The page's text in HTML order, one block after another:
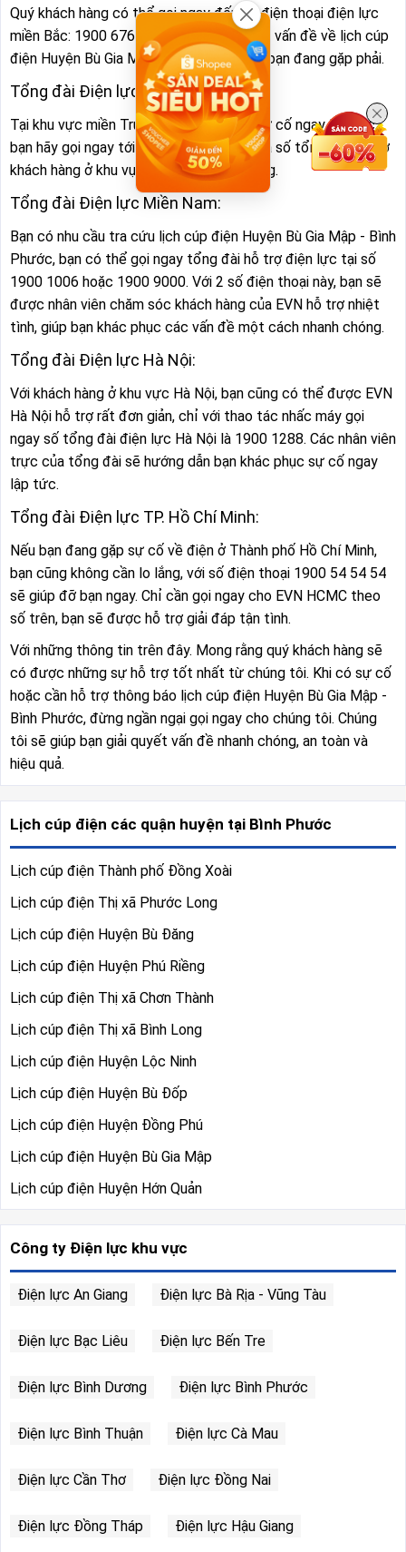
Quý khách hàng có thể gọi ngay đến số điện thoại điện lực
miền Bắc: 1900 6769 để được hỗ trợ các vấn đề về lịch cúp
điện Huyện Bù Gia Mập - Bình Phước mà bạn đang gặp phải.
Tổng đài Điện lực Miền Trung:
Tại khu vực miền Trung, để được xử lý sự cố ngay lập tức,
bạn hãy gọi ngay tới số 1900 1909. Đây là số tổng đài hỗ trợ
khách hàng ở khu vực Điện lực miền Trung.
Tổng đài Điện lực Miền Nam:
Bạn có nhu cầu tra cứu lịch cúp điện Huyện Bù Gia Mập - Bình
Phước, bạn có thể gọi ngay tổng đài hỗ trợ điện lực tại số
1900 1006 hoặc 1900 9000. Với 2 số điện thoại này, bạn sẽ
được nhân viên chăm sóc khách hàng của EVN hỗ trợ nhiệt
tình, giúp bạn khác phục các vấn đề một cách nhanh chóng.
Tổng đài Điện lực Hà Nội:
Với khách hàng ở khu vực Hà Nội, bạn cũng có thể được EVN
Hà Nội hỗ trợ rất đơn giản, chỉ với thao tác nhấc máy gọi
ngay số tổng đài điện lực Hà Nội là 1900 1288. Các nhân viên
trực của tổng đài sẽ hướng dẫn bạn khác phục sự cố ngay
lập tức.
Tổng đài Điện lực TP. Hồ Chí Minh:
Nếu bạn đang gặp sự cố về điện ở Thành phố Hồ Chí Minh,
bạn cũng không cần lo lắng, với số điện thoại 1900 54 54 54
sẽ giúp đỡ bạn ngay. Chỉ cần gọi ngay cho EVN HCMC theo
số trên, bạn sẽ được hỗ trợ giải đáp tận tình.
Với những thông tin trên đây. Mong rằng quý khách hàng sẽ
có được những sự hỗ trợ tốt nhất từ chúng tôi. Khi có sự cố
hoặc cần hỗ trợ thông báo lịch cúp điện Huyện Bù Gia Mập -
Bình Phước, đừng ngần ngại gọi ngay cho chúng tôi. Chúng
tôi sẽ giúp bạn giải quyết vấn đề nhanh chóng, an toàn và
hiệu quả.
Lịch cúp điện các quận huyện tại Bình Phước
Lịch cúp điện Thành phố Đồng Xoài
Lịch cúp điện Thị xã Phước Long
Lịch cúp điện Huyện Bù Đăng
Lịch cúp điện Huyện Phú Riềng
Lịch cúp điện Thị xã Chơn Thành
Lịch cúp điện Thị xã Bình Long
Lịch cúp điện Huyện Lộc Ninh
Lịch cúp điện Huyện Bù Đốp
Lịch cúp điện Huyện Đồng Phú
Lịch cúp điện Huyện Bù Gia Mập
Lịch cúp điện Huyện Hớn Quản
Công ty Điện lực khu vực
Điện lực An Giang Điện lực Bà Rịa - Vũng Tàu
Điện lực Bạc Liêu Điện lực Bến Tre
Điện lực Bình Dương Điện lực Bình Phước
Điện lực Bình Thuận Điện lực Cà Mau
Điện lực Cần Thơ Điện lực Đồng Nai
Điện lực Đồng Tháp Điện lực Hậu Giang